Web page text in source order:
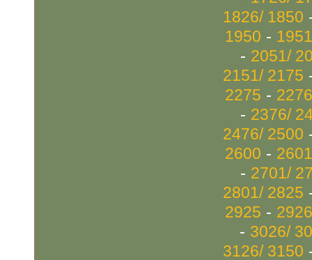
1826/ 1850
1950 -
- 2051/
2151/ 2175
2275 -
- 2376/
2476/ 2500
2600 -
- 2701/
2801/ 2825
2925 -
- 3026/
3126/ 3150